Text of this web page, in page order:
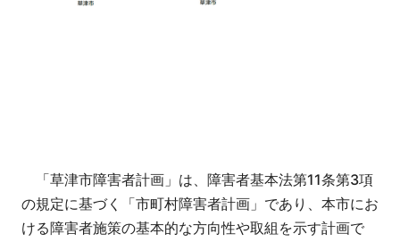
「草津市障害者計画」は、障害者基本法第11条第3項
の規定に基づく「市町村障害者計画」であり、本市にお
ける障害者施策の基本的な方向性や取組を示す計画で